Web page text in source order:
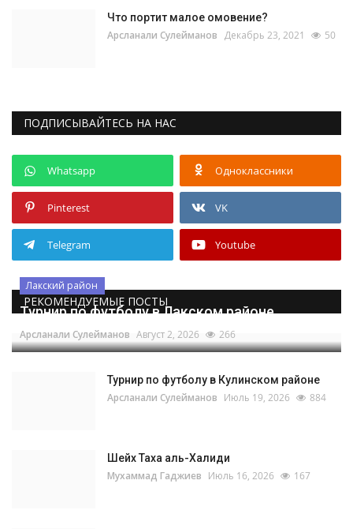
Что портит малое омовение?
Арсланали Сулейманов Декабрь 23, 2021 50
ПОДПИСЫВАЙТЕСЬ НА НАС
Whatsapp Одноклассники
Pinterest VK
Telegram Youtube
РЕКОМЕНДУЕМЫЕ ПОСТЫ
Лакский район
Турнир по футболу в Лакском районе
Арсланали Сулейманов Август 2, 2026 266
Турнир по футболу в Кулинском районе
Арсланали Сулейманов Июль 19, 2026 884
Шейх Таха аль-Халиди
Мухаммад Гаджиев Июль 16, 2026 167